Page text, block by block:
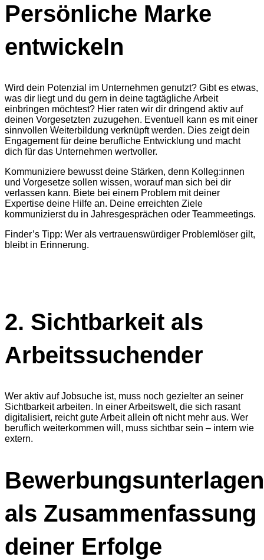
Persönliche Marke
entwickeln
Wird dein Potenzial im Unternehmen genutzt? Gibt es etwas,
was dir liegt und du gern in deine tagtägliche Arbeit
einbringen möchtest? Hier raten wir dir dringend aktiv auf
deinen Vorgesetzten zuzugehen. Eventuell kann es mit einer
sinnvollen Weiterbildung verknüpft werden. Dies zeigt dein
Engagement für deine berufliche Entwicklung und macht
dich für das Unternehmen wertvoller.
Kommuniziere bewusst deine Stärken, denn Kolleg:innen
und Vorgesetze sollen wissen, worauf man sich bei dir
verlassen kann. Biete bei einem Problem mit deiner
Expertise deine Hilfe an. Deine erreichten Ziele
kommunizierst du in Jahresgesprächen oder Teammeetings.
Finder’s Tipp: Wer als vertrauenswürdiger Problemlöser gilt,
bleibt in Erinnerung.
2. Sichtbarkeit als
Arbeitssuchender
Wer aktiv auf Jobsuche ist, muss noch gezielter an seiner
Sichtbarkeit arbeiten. In einer Arbeitswelt, die sich rasant
digitalisiert, reicht gute Arbeit allein oft nicht mehr aus. Wer
beruflich weiterkommen will, muss sichtbar sein – intern wie
extern.
Bewerbungsunterlagen
als Zusammenfassung
deiner Erfolge